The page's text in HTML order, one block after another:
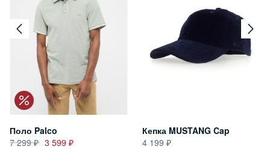
Поло Palco
7 299
3 599
Кепка MUSTANG Cap
4 199